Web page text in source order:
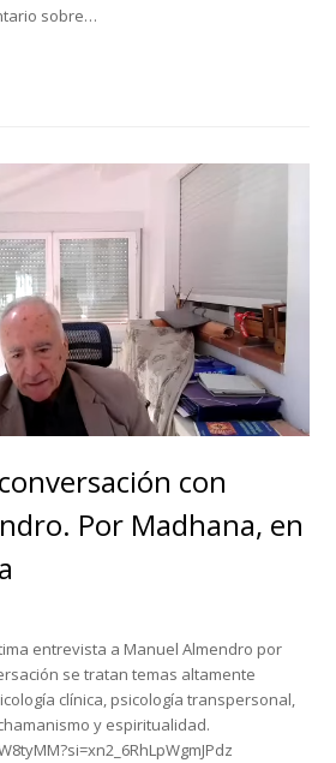
sobre…
con
Por Madhana, en
entrevista a Manuel Almendro por
se tratan temas altamente
clínica, psicología transpersonal,
y espiritualidad.